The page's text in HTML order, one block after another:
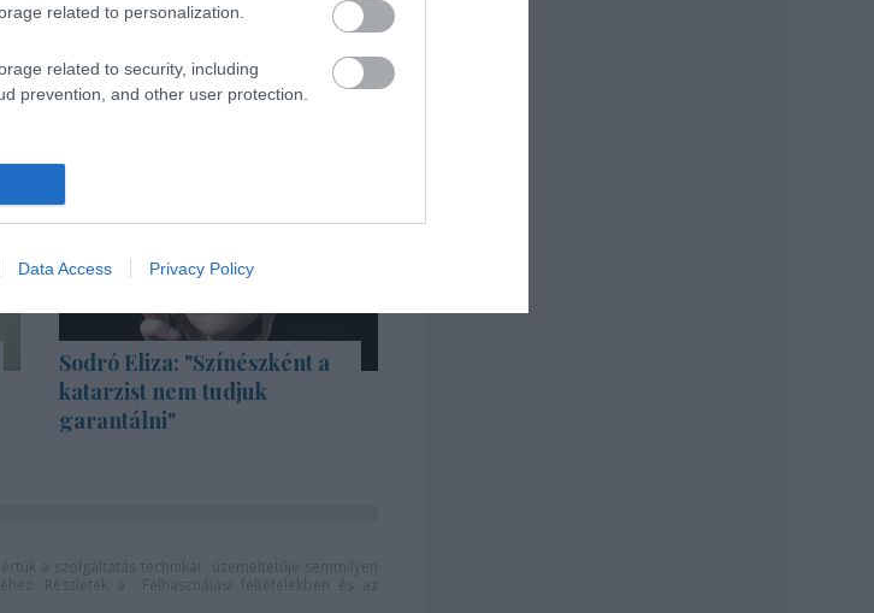
related to personalization.
related to security, including
prevention, and other user protection.
Data Access Privacy Policy
Sodró Eliza: "Színészként a
katarzist nem tudjuk
garantálni"